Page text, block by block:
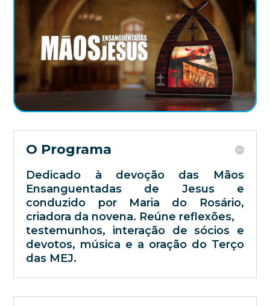
O Programa
Dedicado à devoção das Mãos
Ensanguentadas de Jesus e
conduzido por Maria do Rosário,
criadora da novena. Reúne reflexões,
testemunhos, interação de sócios e
devotos, música e a oração do Terço
das MEJ.